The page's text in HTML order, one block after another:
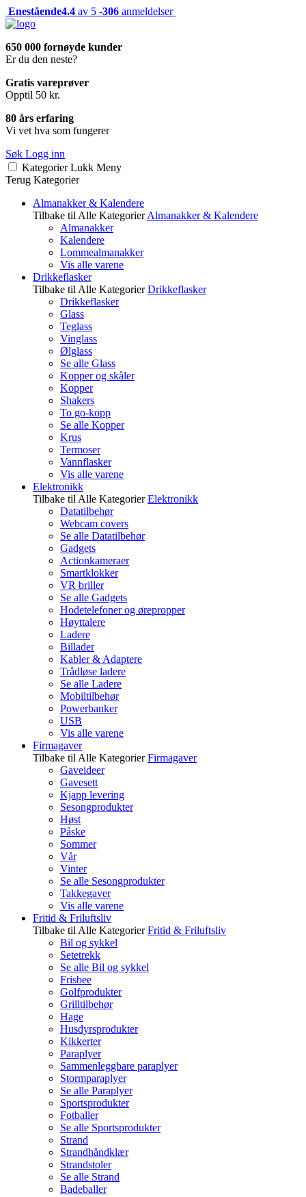
Enestående4.4 av 5 -306 anmeldelser
650 000 fornøyde kunder
Er du den neste?
Gratis vareprøver
Opptil 50 kr.
80 års erfaring
Vi vet hva som fungerer
Søk Logg inn
Kategorier Lukk Meny
Terug Kategorier
Almanakker & Kalendere
Tilbake til Alle Kategorier Almanakker & Kalendere
Almanakker
Kalendere
Lommealmanakker
Vis alle varene
Drikkeflasker
Tilbake til Alle Kategorier Drikkeflasker
Drikkeflasker
Glass
Teglass
Vinglass
Ølglass
Se alle Glass
Kopper og skåler
Kopper
Shakers
To go-kopp
Se alle Kopper
Krus
Termoser
Vannflasker
Vis alle varene
Elektronikk
Tilbake til Alle Kategorier Elektronikk
Datatilbehør
Webcam covers
Se alle Datatilbehør
Gadgets
Actionkameraer
Smartklokker
VR briller
Se alle Gadgets
Hodetelefoner og ørepropper
Høyttalere
Ladere
Billader
Kabler & Adaptere
Trådløse ladere
Se alle Ladere
Mobiltilbehør
Powerbanker
USB
Vis alle varene
Firmagaver
Tilbake til Alle Kategorier Firmagaver
Gaveideer
Gavesett
Kjapp levering
Sesongprodukter
Høst
Påske
Sommer
Vår
Vinter
Se alle Sesongprodukter
Takkegaver
Vis alle varene
Fritid & Friluftsliv
Tilbake til Alle Kategorier Fritid & Friluftsliv
Bil og sykkel
Setetrekk
Se alle Bil og sykkel
Frisbee
Golfprodukter
Grilltilbehør
Hage
Husdyrsprodukter
Kikkerter
Paraplyer
Sammenleggbare paraplyer
Stormparaplyer
Se alle Paraplyer
Sportsprodukter
Fotballer
Se alle Sportsprodukter
Strand
Strandhåndklær
Strandstoler
Se alle Strand
Badeballer